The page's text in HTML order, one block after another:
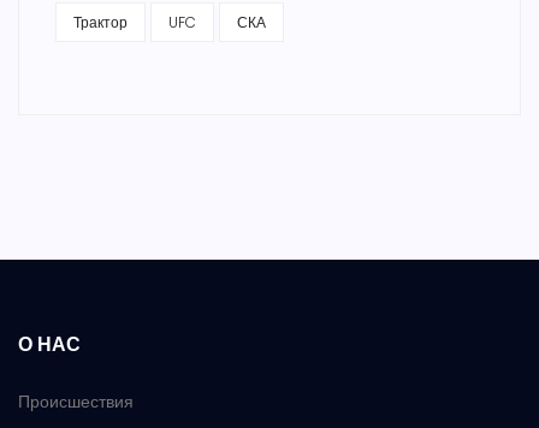
Трактор UFC СКА
О НАС
Происшествия